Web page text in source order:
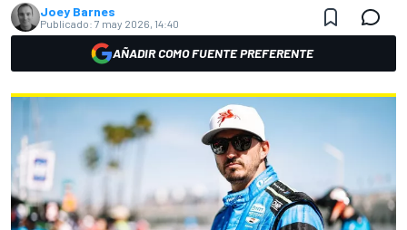
Joey Barnes
Publicado: 7 may 2026, 14:40
AÑADIR COMO FUENTE PREFERENTE